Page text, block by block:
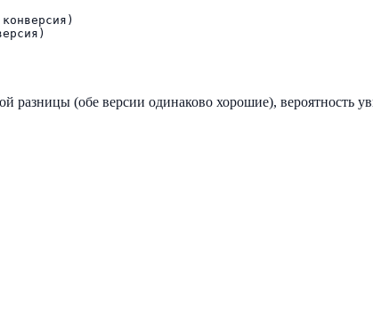
разницы (обе версии одинаково хорошие), вероятность